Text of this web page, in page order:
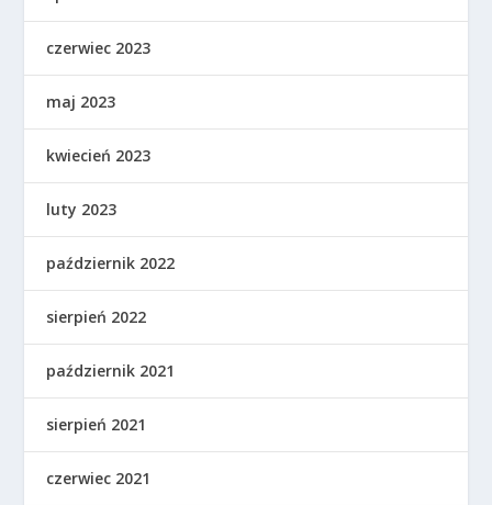
czerwiec 2023
maj 2023
kwiecień 2023
luty 2023
październik 2022
sierpień 2022
październik 2021
sierpień 2021
czerwiec 2021